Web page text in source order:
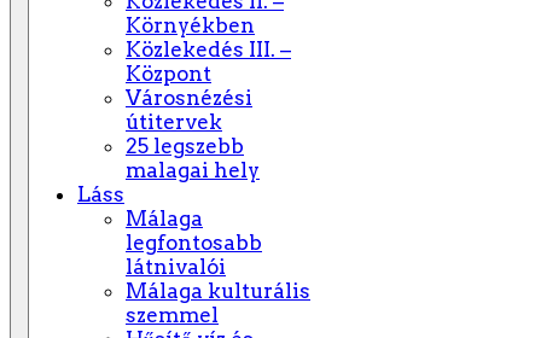
Környékben
Közlekedés III. –
Központ
Városnézési
útitervek
25 legszebb
malagai hely
Láss
Málaga
legfontosabb
látnivalói
Málaga kulturális
szemmel